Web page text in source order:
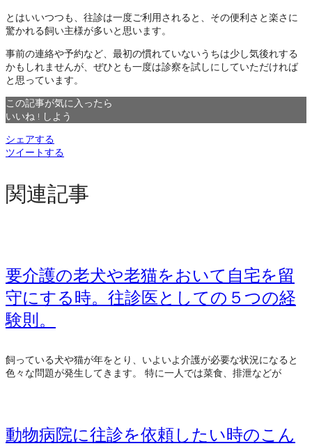
とはいいつつも、往診は一度ご利用されると、その便利さと楽さに
驚かれる飼い主様が多いと思います。
事前の連絡や予約など、最初の慣れていないうちは少し気後れする
かもしれませんが、ぜひとも一度は診察を試しにしていただければ
と思っています。
この記事が気に入ったら
いいね ! しよう
シェアする
ツイートする
関連記事
要介護の老犬や老猫をおいて自宅を留
守にする時。往診医としての５つの経
験則。
飼っている犬や猫が年をとり、いよいよ介護が必要な状況になると
色々な問題が発生してきます。 特に一人では菜食、排泄などが
動物病院に往診を依頼したい時のこん